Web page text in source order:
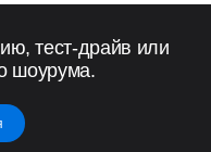
тест-драйв или
шоурума.